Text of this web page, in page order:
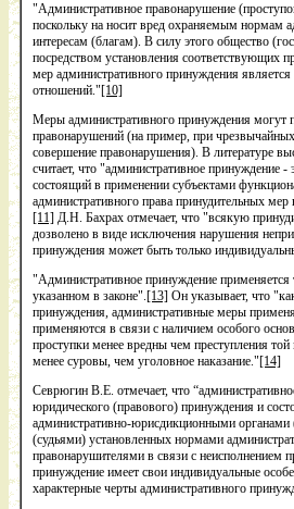
"Административное правонарушение
поскольку на носит вред охраняемым нормам
интересам (благам). В силу этого общество
посредством установления соответствующих
мер административного принуждения
отношений."[10]
Меры административного принуждения могут
правонарушений (на пример, при
совершение правонарушения). В литературе
считает, что "административное принуждение
состоящий в применении субъектами
административного права принудительных
[11] Д.Н. Бахрах отмечает, что "всякую
дозволено в виде исключения нарушения
принуждения может быть только
"Административное принуждение
указанном в законе".[13] Он указывает, что
принуждения, административные меры
применяются в связи с наличием особого
проступки менее вредны чем преступления
менее суровы, чем уголовное наказание."[14]
Севрюгин В.Е. отмечает, что
юридического (правового) принуждения и
административно-юрисдикционными
(судьями) установленных нормами
правонарушителями в связи с неисполнением
принуждение имеет свои индивидуальные
характерные черты административного